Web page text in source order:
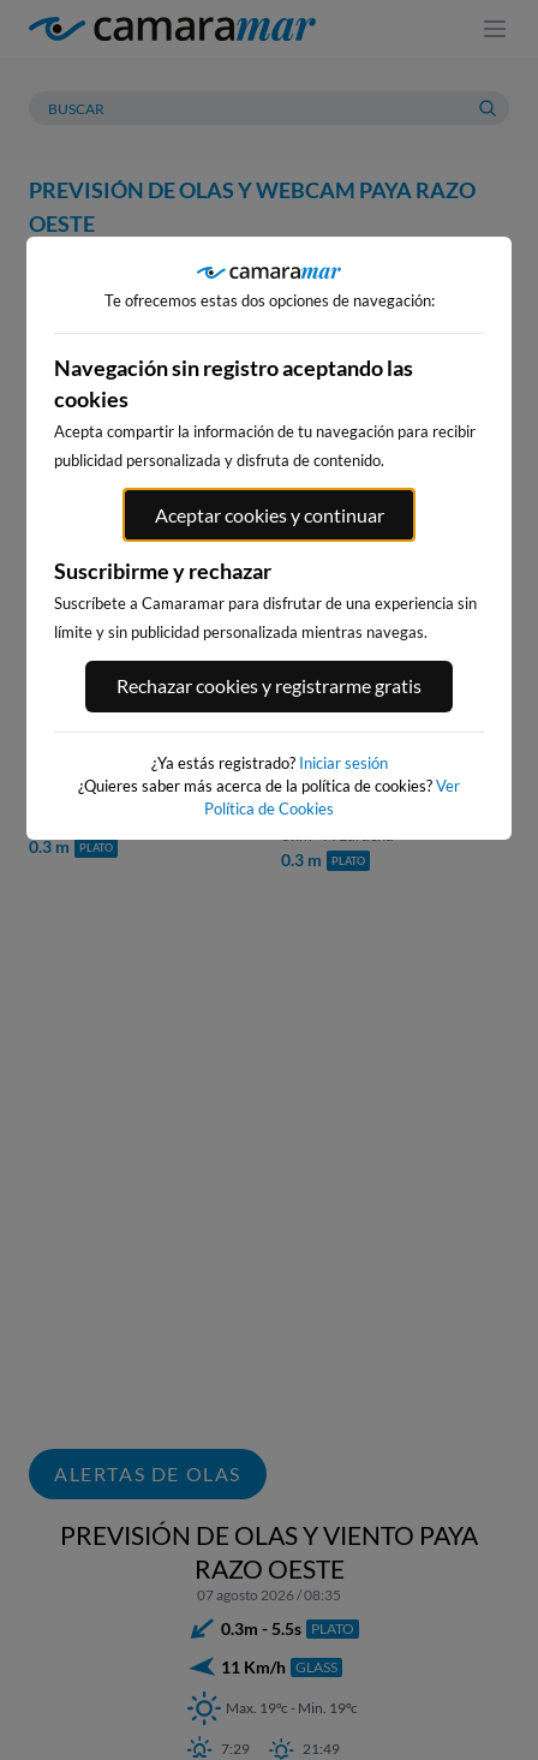
PREVISIÓN DE OLAS Y WEBCAM PAYA RAZO
OESTE
PREVISIÓN METEOROLOGÍA
WEBCAM PAYA RAZO OESTE
WEBCAM EN:
WEBCAMS CERCANAS
PLAYA DE CAIÓN
0.3 m PLATO
PLAYA DE CAION SURF
HOUSE
8km · A Laracha
0.3 m PLATO
ALERTAS DE OLAS
PREVISIÓN DE OLAS Y VIENTO PAYA
RAZO OESTE
07 agosto 2026 / 08:35
0.3m - 5.5s PLATO
11 Km/h GLASS
Max. 19ºc - Min. 19ºc
7:29 21:49
Te ofrecemos estas dos opciones de navegación:
Navegación sin registro aceptando las
cookies
Acepta compartir la información de tu navegación para recibir
publicidad personalizada y disfruta de contenido.
Aceptar cookies y continuar
Suscribirme y rechazar
Suscríbete a Camaramar para disfrutar de una experiencia sin
límite y sin publicidad personalizada mientras navegas.
Rechazar cookies y registrarme gratis
¿Ya estás registrado? Iniciar sesión
¿Quieres saber más acerca de la política de cookies?Ver
Política de Cookies